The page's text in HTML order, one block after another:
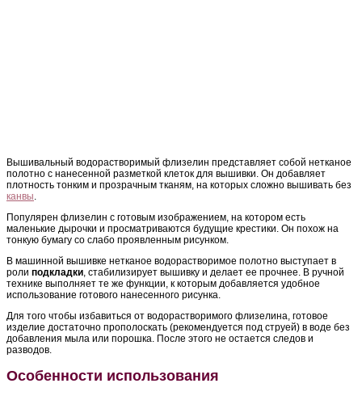
Вышивальный водорастворимый флизелин представляет собой нетканое
полотно с нанесенной разметкой клеток для вышивки. Он добавляет
плотность тонким и прозрачным тканям, на которых сложно вышивать без
канвы.
Популярен флизелин с готовым изображением, на котором есть
маленькие дырочки и просматриваются будущие крестики. Он похож на
тонкую бумагу со слабо проявленным рисунком.
В машинной вышивке нетканое водорастворимое полотно выступает в
роли подкладки, стабилизирует вышивку и делает ее прочнее. В ручной
технике выполняет те же функции, к которым добавляется удобное
использование готового нанесенного рисунка.
Для того чтобы избавиться от водорастворимого флизелина, готовое
изделие достаточно прополоскать (рекомендуется под струей) в воде без
добавления мыла или порошка. После этого не остается следов и
разводов.
Особенности использования